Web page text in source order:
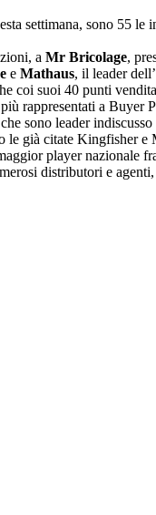
settimana, sono 55
a Mr Bricolage,
e Mathaus, il leader
coi suoi 40 punti
rappresentati a Buyer
sono leader
già citate Kingfisher e
player nazionale
distributori e